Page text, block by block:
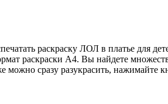
раскраску ЛОЛ в платье для
раскраски А4. Вы найдете
можно сразу разукрасить, нажимайте